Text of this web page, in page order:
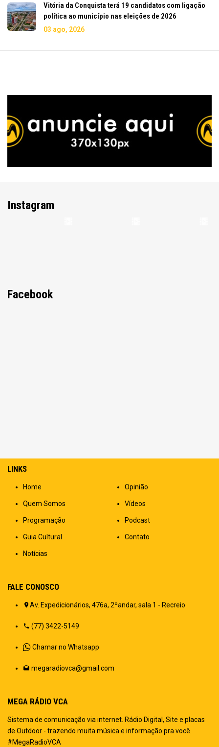
Vitória da Conquista terá 19 candidatos com ligação
política ao município nas eleições de 2026
03 ago, 2026
Instagram
Facebook
LINKS
Home
Quem Somos
Programação
Guia Cultural
Notícias
Opinião
Vídeos
Podcast
Contato
FALE CONOSCO
Av. Expedicionários, 476a, 2ºandar, sala 1 - Recreio
(77) 3422-5149
Chamar no Whatsapp
megaradiovca@gmail.com
MEGA RÁDIO VCA
Sistema de comunicação via internet. Rádio Digital, Site e placas
de Outdoor - trazendo muita música e informação pra você.
#MegaRadioVCA